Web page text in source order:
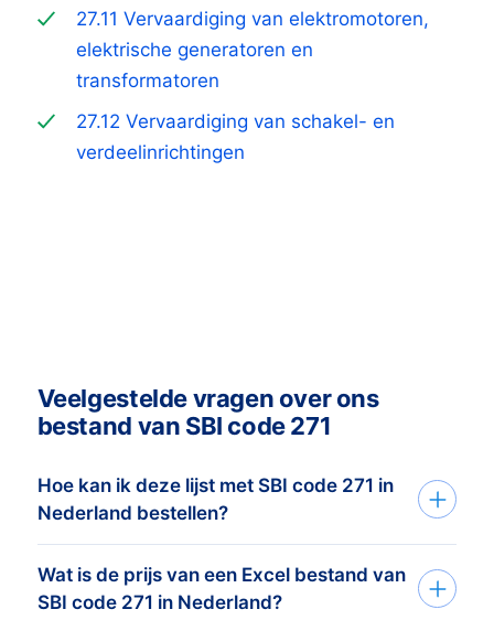
27.11 Vervaardiging van elektromotoren,
elektrische generatoren en
transformatoren
27.12 Vervaardiging van schakel- en
verdeelinrichtingen
Veelgestelde vragen over ons
bestand van SBI code 271
Hoe kan ik deze lijst met SBI code 271 in
Nederland bestellen?
Je vertelt ons je doelgroep via het
aanvraagformulier of telefoon. Op basis
Wat is de prijs van een Excel bestand van
SBI code 271 in Nederland?